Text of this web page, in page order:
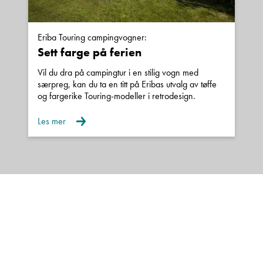
Eriba Touring campingvogner:
Sett farge på ferien
Vil du dra på campingtur i en stilig vogn med
særpreg, kan du ta en titt på Eribas utvalg av tøffe
og fargerike Touring-modeller i retrodesign.
Les mer